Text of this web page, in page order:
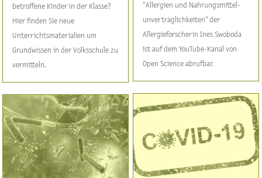
betroffene Kinder in der Klasse?
Hier finden Sie neue
Unterrichtsmaterialien um
Grundwissen in der Volksschule zu
vermitteln.
"Allergien und Nahrungsmittel-
unverträglichkeiten" der
Allergieforscherin Ines Swoboda
ist auf dem YouTube-Kanal von
Open Science abrufbar.